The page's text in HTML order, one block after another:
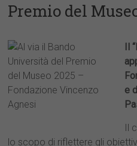
Premio del
Il
e
Il
lo scopo di riflettere gli